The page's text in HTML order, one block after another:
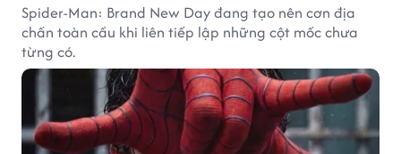
Spider-Man: Brand New Day đang tạo nên cơn địa
chấn toàn cầu khi liên tiếp lập những cột mốc chưa
từng có.